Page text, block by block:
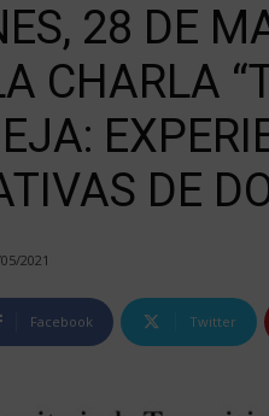
28 DE
CHARLA
DE
2021
Facebook Twitter